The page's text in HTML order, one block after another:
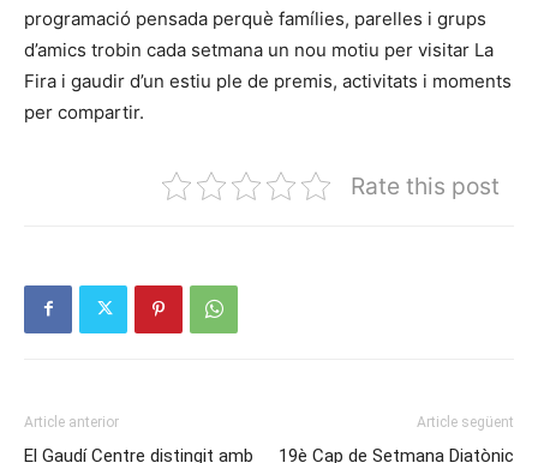
programació pensada perquè famílies, parelles i grups
d’amics trobin cada setmana un nou motiu per visitar La
Fira i gaudir d’un estiu ple de premis, activitats i moments
per compartir.
Rate this post
Article anterior
El Gaudí Centre distingit amb
Article següent
19è Cap de Setmana Diatònic